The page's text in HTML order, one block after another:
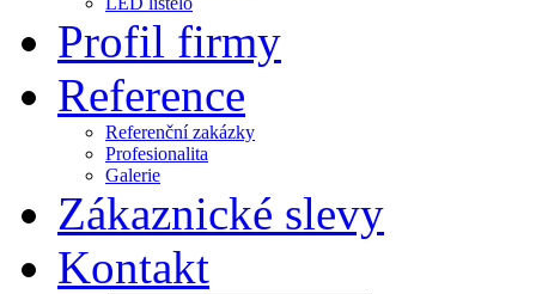
Profil firmy
Reference
Referenční zakázky
Profesionalita
Galerie
Zákaznické slevy
Kontakt